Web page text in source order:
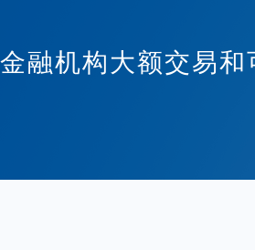
金融机构大额交易